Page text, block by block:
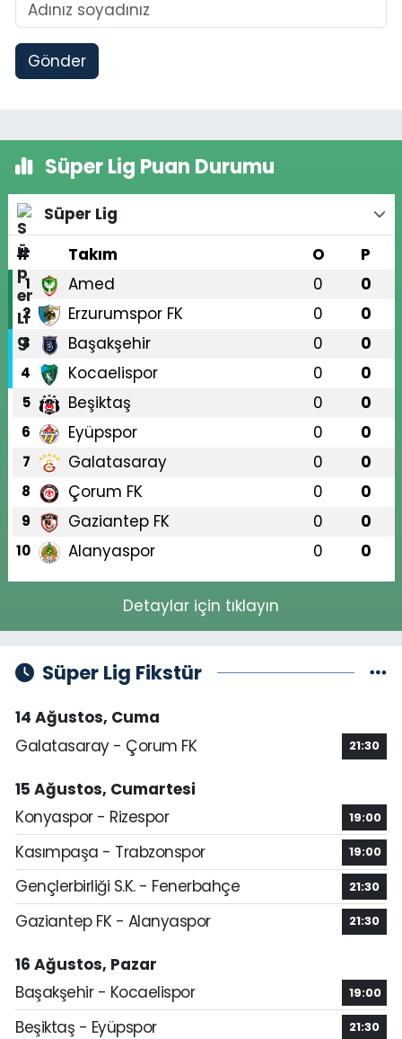
Gönder
Süper Lig Puan Durumu
Süper Lig
#
Takım O P
1 Amed 0 0
2 Erzurumspor FK 0 0
3 Başakşehir 0 0
4 Kocaelispor 0 0
5 Beşiktaş 0 0
6 Eyüpspor 0 0
7 Galatasaray 0 0
8 Çorum FK 0 0
9 Gaziantep FK 0 0
10 Alanyaspor 0 0
Detaylar için tıklayın
Süper Lig Fikstür
14 Ağustos, Cuma
Galatasaray - Çorum FK
21:30
15 Ağustos, Cumartesi
Konyaspor - Rizespor
19:00
Kasımpaşa - Trabzonspor 19:00
Gençlerbirliği S.K. - Fenerbahçe 21:30
Gaziantep FK - Alanyaspor 21:30
16 Ağustos, Pazar
Başakşehir - Kocaelispor
19:00
Beşiktaş - Eyüpspor 21:30